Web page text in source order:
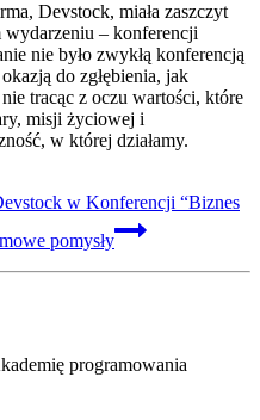
Devstock, miała zaszczyt
– konferencji
nie było zwykłą konferencją
do zgłębienia, jak
tracąc z oczu wartości, które
misji życiowej i
w której działamy.
w Konferencji “Biznes
pomysły
programowania